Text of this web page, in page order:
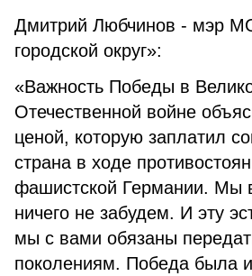
Дмитрий Любчинов - мэр
городской округ»:
«Важность Победы в
Отечественной войне
ценой, которую заплатил
страна в ходе
фашистской Германии. Мы
ничего не забудем. И эту
мы с вами обязаны
поколениям. Победа была